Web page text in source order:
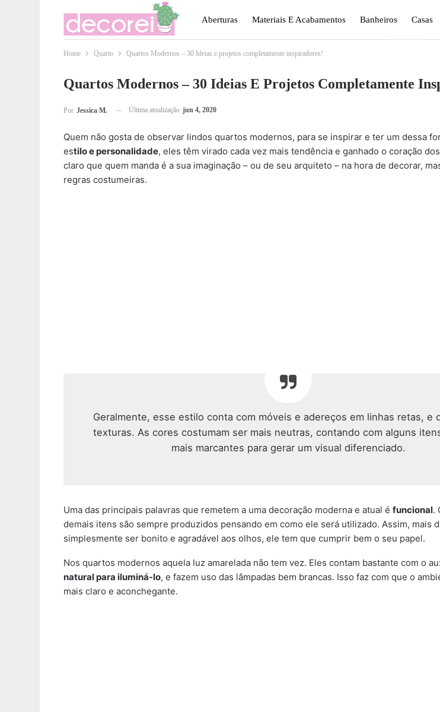
Aberturas Materiais E Acabamentos Banheiros Casas
Móveis Paisagismo E Jardinagem
Home Quarto Quartos Modernos – 30 Ideias e projetos completamente inspiradores!
Quartos Modernos – 30 Ideias E Projetos Completamente
Por Jessica M. Última atualização jun 4, 2020
Quem não gosta de observar lindos quartos modernos, para se inspirar e ter um dessa
estilo e personalidade, eles têm virado cada vez mais tendência e ganhado o coração
claro que quem manda é a sua imaginação – ou de seu arquiteto – na hora de decorar,
regras costumeiras.
Geralmente, esse estilo conta com móveis e adereços em linhas retas, e
texturas. As cores costumam ser mais neutras, contando com alguns
mais marcantes para gerar um visual diferenciado.
Uma das principais palavras que remetem a uma decoração moderna e atual é funcional.
demais itens são sempre produzidos pensando em como ele será utilizado. Assim, mais
simplesmente ser bonito e agradável aos olhos, ele tem que cumprir bem o seu papel.
Nos quartos modernos aquela luz amarelada não tem vez. Eles contam bastante com o
natural para iluminá-lo, e fazem uso das lâmpadas bem brancas. Isso faz com que o
mais claro e aconchegante.